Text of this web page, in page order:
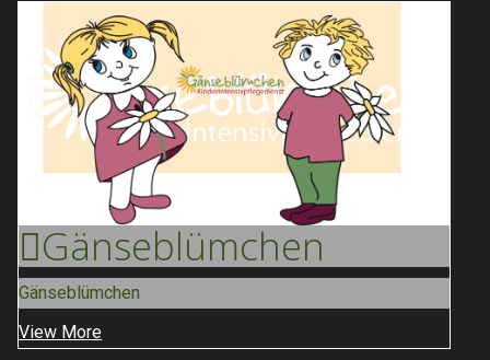
GänseBlümchen
Gänseblümchen
View More